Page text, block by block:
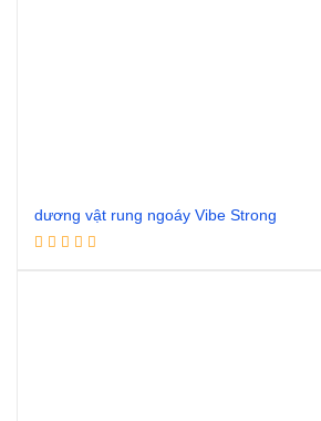
dương vật rung ngoáy Vibe Strong